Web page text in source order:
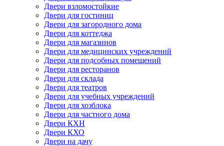
Двери взломостойкие
Двери для гостиниц
Двери для загородного дома
Двери для коттеджа
Двери для магазинов
Двери для медицинских учреждений
Двери для подсобных помещений
Двери для ресторанов
Двери для склада
Двери для театров
Двери для учебных учреждений
Двери для хозблока
Двери для частного дома
Двери КХН
Двери КХО
Двери на дачу